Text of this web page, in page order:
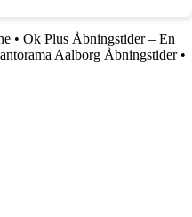
• Ok Plus Åbningstider – En
Aalborg Åbningstider•